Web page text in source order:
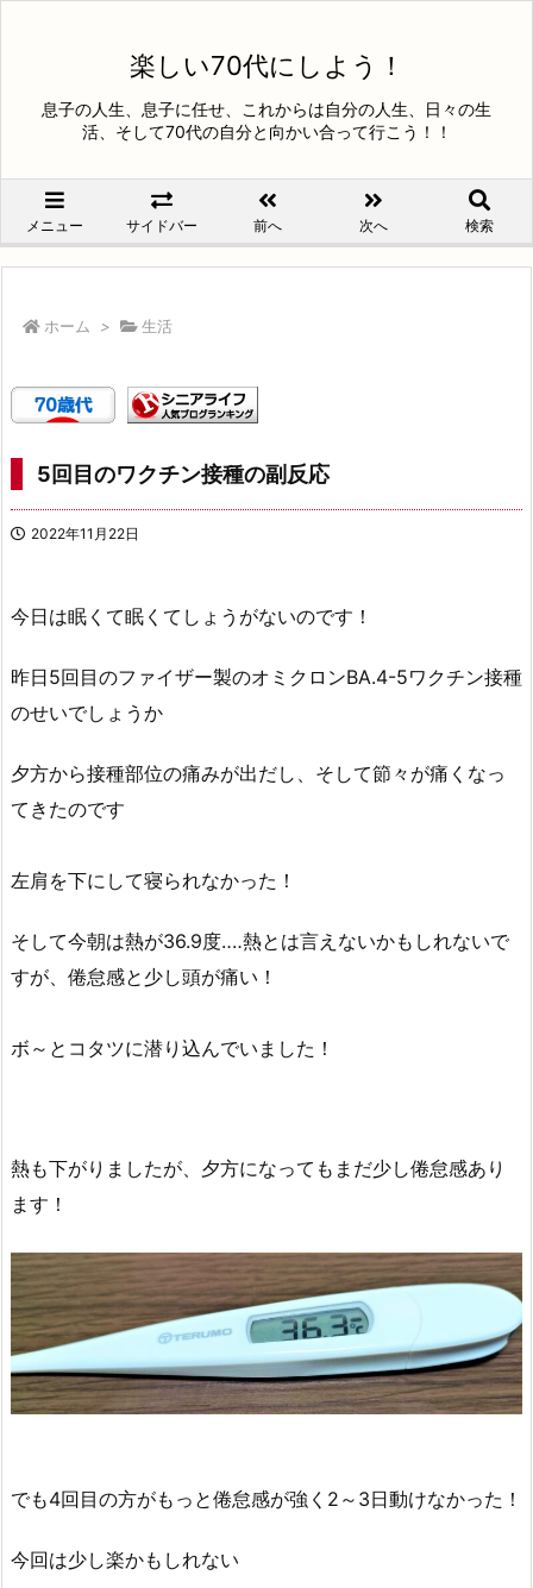
楽しい70代にしよう！
息子の人生、息子に任せ、これからは自分の人生、日々の生
活、そして70代の自分と向かい合って行こう！！
メニュー サイドバー 前へ 次へ 検索
ホーム > 生活
5回目のワクチン接種の副反応
2022年11月22日
今日は眠くて眠くてしょうがないのです！
昨日5回目のファイザー製のオミクロンBA.4-5ワクチン接種
のせいでしょうか
夕方から接種部位の痛みが出だし、そして節々が痛くなっ
てきたのです
左肩を下にして寝られなかった！
そして今朝は熱が36.9度‥‥熱とは言えないかもしれないで
すが、倦怠感と少し頭が痛い！
ボ～とコタツに潜り込んでいました！
熱も下がりましたが、夕方になってもまだ少し倦怠感あり
ます！
でも4回目の方がもっと倦怠感が強く2～3日動けなかった！
今回は少し楽かもしれない